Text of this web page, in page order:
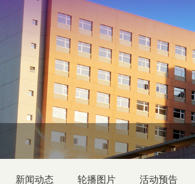
新闻动态 轮播图片 活动预告